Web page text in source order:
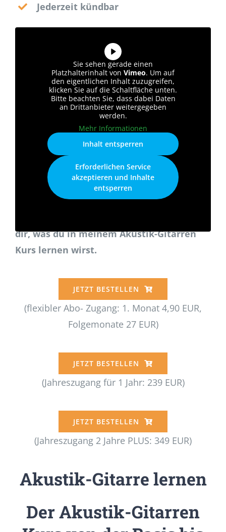
Jederzeit kündbar
Sie sehen gerade einen
Platzhalterinhalt von Vimeo. Um auf
den eigentlichen Inhalt zuzugreifen,
klicken Sie auf die Schaltfläche unten.
Bitte beachten Sie, dass dabei Daten
an Drittanbieter weitergegeben
werden.
Mehr Informationen
Inhalt entsperren
Erforderlichen Service
akzeptieren und Inhalte
entsperren
dir, was du in meinem Akustik-Gitarren
Kurs lernen wirst.
JETZT BESTELLEN
(flexibler Abo- Zugang: 1. Monat 4,90 EUR,
Folgemonate 27 EUR)
JETZT BESTELLEN
(Jahreszugang für 1 Jahr: 239 EUR)
JETZT BESTELLEN
(Jahreszugang 2 Jahre PLUS: 349 EUR)
Akustik-Gitarre lernen
Der Akustik-Gitarren